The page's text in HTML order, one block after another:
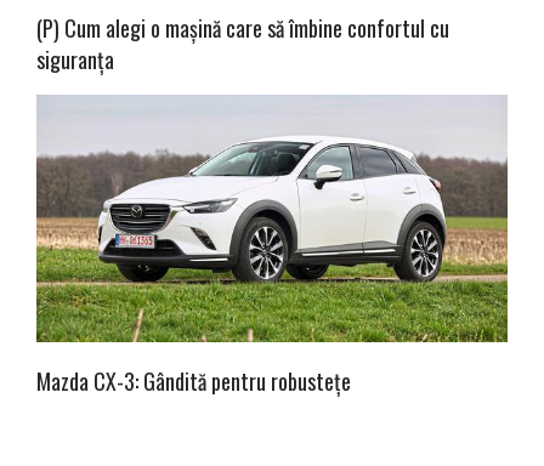
(P) Cum alegi o mașină care să îmbine confortul cu
siguranța
Mazda CX-3: Gândită pentru robustețe